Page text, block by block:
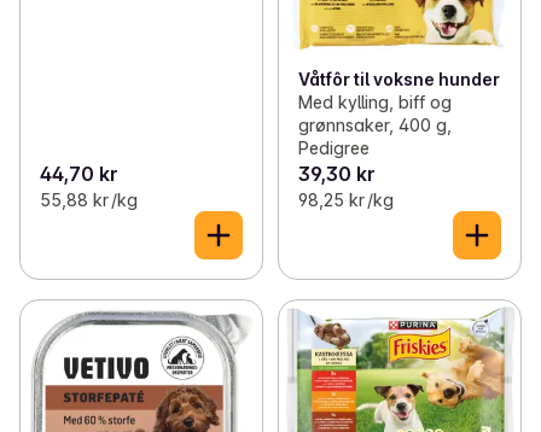
44,70 kr
55,88 kr /kg
Våtfôr til voksne hunder
Med kylling, biff og
grønnsaker, 400 g,
Pedigree
39,30 kr
98,25 kr /kg